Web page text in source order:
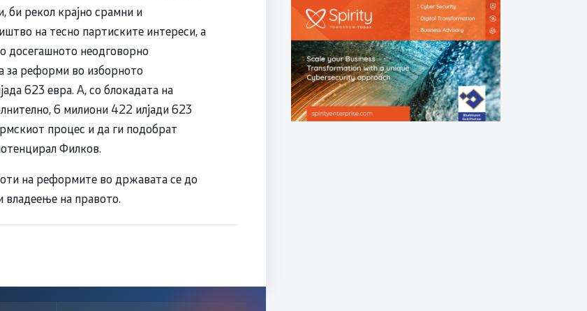
би рекол крајно срамни и
на тесно партиските интереси, а
досегашното неодговорно
за реформи во изборното
623 евра. А, со блокадата на
6 милиони 422 илјади 623
процес и да ги подобрат
Филков.
на реформите во државата се до
владеење на правото.